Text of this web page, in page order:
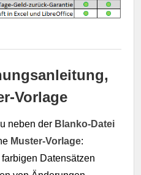
Vorlage
neben der Blanko-Datei
Muster-Vorlage:
Datensätzen